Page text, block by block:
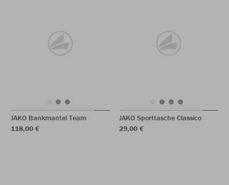
JAKO Bankmantel Team
118,00 €
JAKO Sporttasche Classico
29,00 €